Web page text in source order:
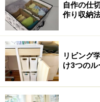
脱いだ靴の一時収納とし
たとえばA4サイズのレ
一般的なのですが、た
置いたりしてみてくだ
ーなどにもピッタリな
自作の仕
作り収納法
リビング
け3つのル